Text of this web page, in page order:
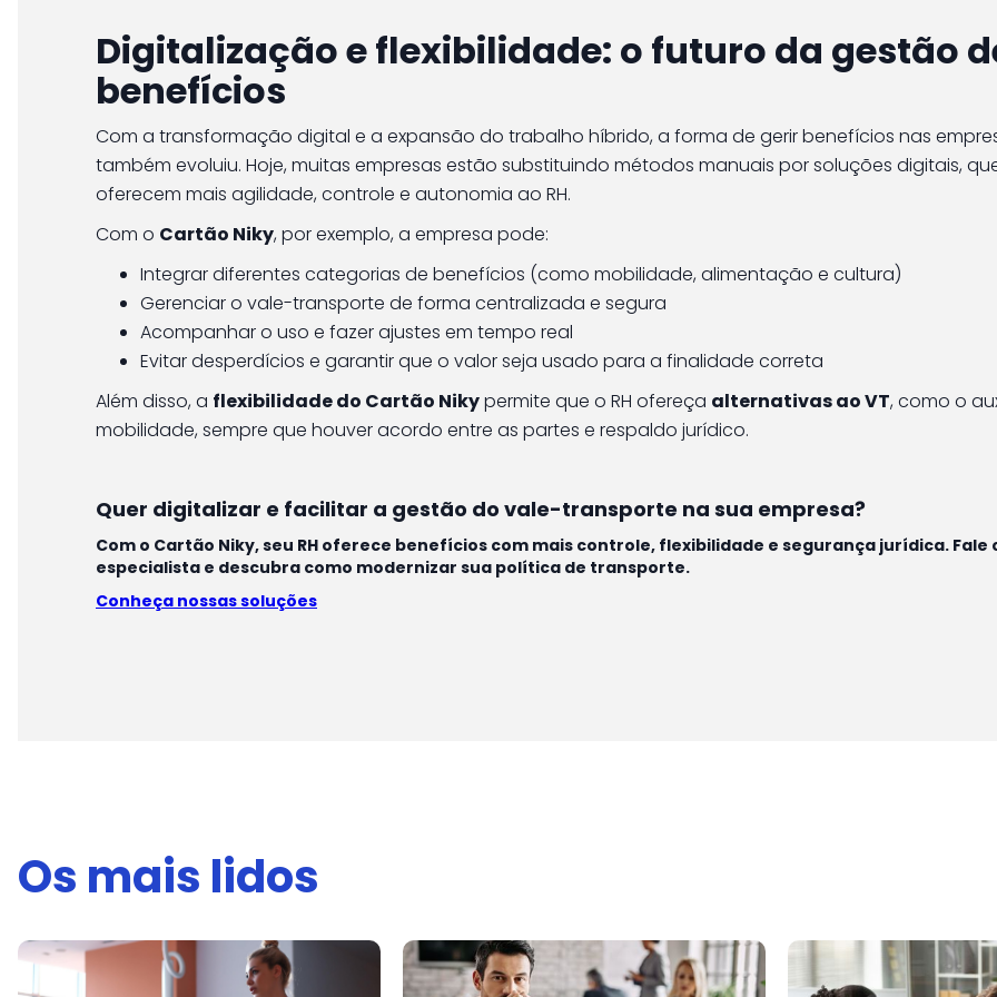
Digitalização e flexibilidade: o futuro da gestão
benefícios
Com a transformação digital e a expansão do trabalho híbrido, a forma de gerir benefícios nas
também evoluiu. Hoje, muitas empresas estão substituindo métodos manuais por soluções digitais,
oferecem mais agilidade, controle e autonomia ao RH.
Com o Cartão Niky, por exemplo, a empresa pode:
Integrar diferentes categorias de benefícios (como mobilidade, alimentação e cultura)
Gerenciar o vale-transporte de forma centralizada e segura
Acompanhar o uso e fazer ajustes em tempo real
Evitar desperdícios e garantir que o valor seja usado para a finalidade correta
Além disso, a flexibilidade do Cartão Nikypermite que o RH ofereça alternativas ao VT, como o
mobilidade, sempre que houver acordo entre as partes e respaldo jurídico.
Quer digitalizar e facilitar a gestão do vale-transporte na sua empresa?
Com o Cartão Niky, seu RH oferece benefícios com mais controle, flexibilidade e segurança jurídica. Fale
especialista e descubra como modernizar sua política de transporte.
Conheça nossas soluções
Os mais lidos